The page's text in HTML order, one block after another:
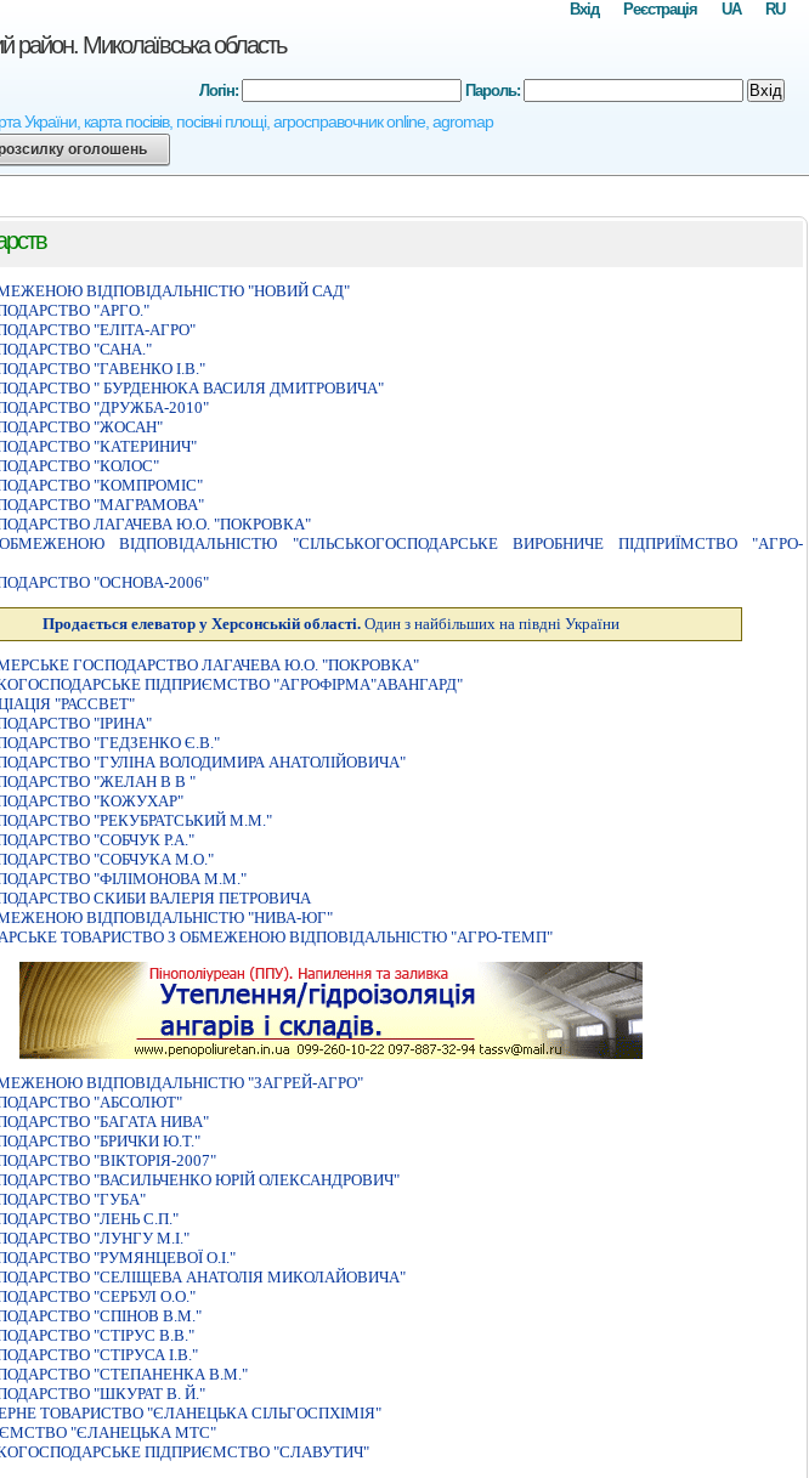
район. Миколаївська область
карта посівів, посівні площі, агросправочник online, agromap
RU
UA
Реєстрація
Вхід
Логін: Пароль: Вхід
оголошень
ВIДПОВIДАЛЬНIСТЮ "НОВИЙ САД"
"АРГО."
"ЕЛIТА-АГРО"
"САНА."
"ГАВЕНКО I.В."
" БУРДЕНЮКА ВАСИЛЯ ДМИТРОВИЧА"
"ДРУЖБА-2010"
"ЖОСАН"
"КАТЕРИНИЧ"
"КОЛОС"
"КОМПРОМIС"
"МАГРАМОВА"
ЛАГАЧЕВА Ю.О. "ПОКРОВКА"
ВIДПОВIДАЛЬНIСТЮ "СIЛЬСЬКОГОСПОДАРСЬКЕ ВИРОБНИЧЕ ПIДПРИЇМСТВО "АГРО-
"ОСНОВА-2006"
Продається елеватор у Херсонській області. Один з найбільших на півдні України
ГОСПОДАРСТВО ЛАГАЧЕВА Ю.О. "ПОКРОВКА"
ПIДПРИЄМСТВО "АГРОФIРМА"АВАНГАРД"
"РАССВЕТ"
"ІРИНА"
"ГЕДЗЕНКО Є.В."
"ГУЛIНА ВОЛОДИМИРА АНАТОЛIЙОВИЧА"
"ЖЕЛАН В В "
"КОЖУХАР"
"РЕКУБРАТСЬКИЙ М.М."
"СОБЧУК Р.А."
"СОБЧУКА М.О."
"ФІЛІМОНОВА М.М."
СКИБИ ВАЛЕРIЯ ПЕТРОВИЧА
ВIДПОВIДАЛЬНIСТЮ "НИВА-ЮГ"
ТОВАРИСТВО З ОБМЕЖЕНОЮ ВIДПОВIДАЛЬНIСТЮ "АГРО-ТЕМП"
ВІДПОВІДАЛЬНІСТЮ "ЗАГРЕЙ-АГРО"
"АБСОЛЮТ"
"БАГАТА НИВА"
"БРИЧКИ Ю.Т."
"ВIКТОРIЯ-2007"
"ВАСИЛЬЧЕНКО ЮРIЙ ОЛЕКСАНДРОВИЧ"
"ГУБА"
"ЛЕНЬ С.П."
"ЛУНГУ М.І."
"РУМЯНЦЕВОЇ О.I."
"СЕЛIЩЕВА АНАТОЛIЯ МИКОЛАЙОВИЧА"
"СЕРБУЛ О.О."
"СПIНОВ В.М."
"СТIРУС В.В."
"СТIРУСА I.В."
"СТЕПАНЕНКА В.М."
"ШКУРАТ В. Й."
ТОВАРИСТВО "ЄЛАНЕЦЬКА СIЛЬГОСПХIМIЯ"
"ЄЛАНЕЦЬКА МТС"
ПIДПРИЄМСТВО "СЛАВУТИЧ"